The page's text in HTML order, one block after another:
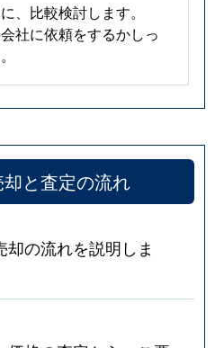
、比較検討します。
社に依頼をするかしっ
と査定の流れ
の流れを説明しま